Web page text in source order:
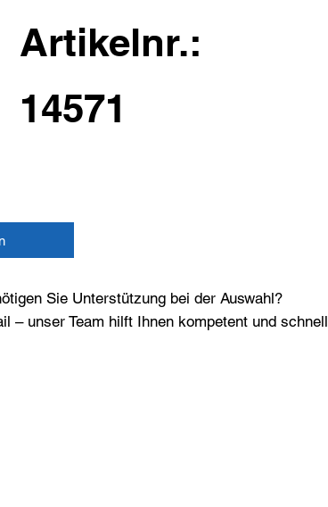
Artikelnr.:
14571
Sie Unterstützung bei der Auswahl?
– unser Team hilft Ihnen kompetent und schnell